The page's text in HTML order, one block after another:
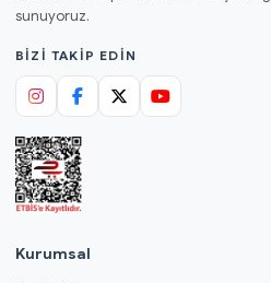
sunuyoruz.
BIZI TAKIP EDIN
Kurumsal